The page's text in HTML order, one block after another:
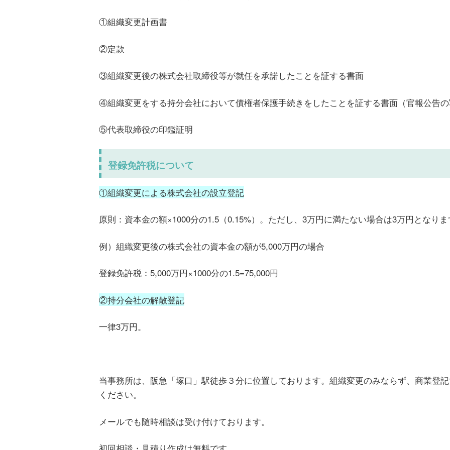
①組織変更計画書
②定款
③組織変更後の株式会社取締役等が就任を承諾したことを証する書面
④組織変更をする持分会社において債権者保護手続きをしたことを証する書面（官報公告の
⑤代表取締役の印鑑証明
登録免許税について
①組織変更による株式会社の設立登記
原則：資本金の額×1000分の1.5（0.15%）。ただし、3万円に満たない場合は3万円となりま
例）組織変更後の株式会社の資本金の額が5,000万円の場合
登録免許税：5,000万円×1000分の1.5=75,000円
②持分会社の解散登記
一律3万円。
当事務所は、阪急「塚口」駅徒歩３分に位置しております。組織変更のみならず、商業登
ください。
メールでも随時相談は受け付けております。